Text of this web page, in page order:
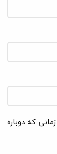
که دوباره